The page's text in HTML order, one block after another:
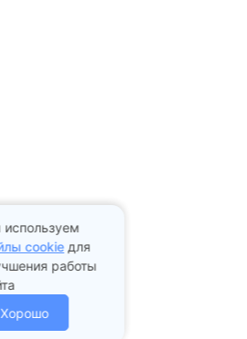
cookieдля
работы
Хорошо